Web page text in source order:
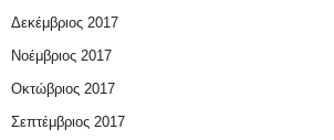
Δεκέμβριος 2017
Νοέμβριος 2017
Οκτώβριος 2017
Σεπτέμβριος 2017